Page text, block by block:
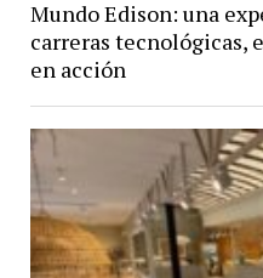
Mundo Edison: una
carreras tecnológicas,
en acción